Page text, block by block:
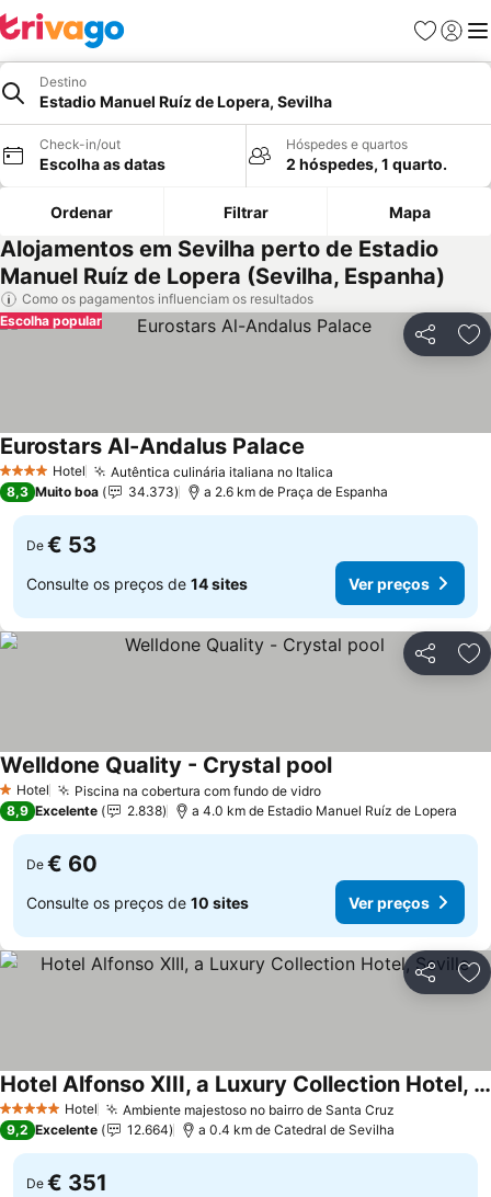
Favoritos
Iniciar
Destino
Estadio Manuel Ruíz de Lopera, Sevilha
Check-in/out
Escolha as datas
Hóspedes e quartos
2 hóspedes, 1 quarto.
Ordenar Filtrar Mapa
Alojamentos em Sevilha perto de Estadio
Manuel Ruíz de Lopera (Sevilha, Espanha)
Como os pagamentos influenciam os resultados
Partilhar
Escolha popular
4 EstrelasHotel Autêntica culinária italiana no Italica
Eurostars Al-Andalus Palace
8,3 Muito boa 34.373 a 2.6 km de Praça de Espanha
De € 53
Consulte os preços de 14 sites Ver preços
Partilhar
1 Estrelas
Hotel Piscina na cobertura com fundo de vidro
Welldone Quality - Crystal pool
8,9 Excelente 2.838 a 4.0 km de Estadio Manuel Ruíz de Lopera
De € 60
Consulte os preços de 10 sites Ver preços
Partilhar
5 Estrelas Hotel Ambiente majestoso no bairro de Santa Cruz
Hotel Alfonso XIII, a Luxury Collection Hotel, Seville
9,2 Excelente 12.664 a 0.4 km de Catedral de Sevilha
De € 351